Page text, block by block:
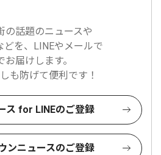
の話題のニュースや
どを、LINEやメールで
お届けします。
も防げて便利です！
ス for LINEのご登録
ンニュースのご登録